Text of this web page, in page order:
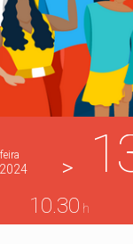
2024 >
10.30 h